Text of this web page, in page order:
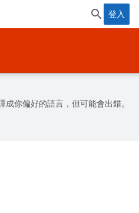
登入
成你偏好的語言，但可能會出錯。